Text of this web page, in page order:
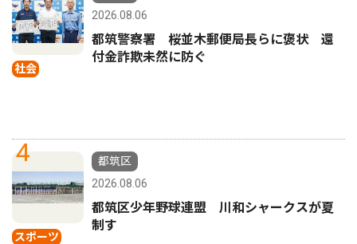
社会
2026.08.06
都筑警察署 桜並木郵便局長らに褒状 還
付金詐欺未然に防ぐ
4
スポーツ
都筑区
2026.08.06
都筑区少年野球連盟 川和シャークスが夏
制す